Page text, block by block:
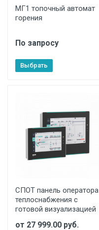
МГ1 топочный автомат
горения
По запросу
Выбрать
СПОТ панель оператора
теплоснабжения с
готовой визуализацией
от 27 999.00 руб.